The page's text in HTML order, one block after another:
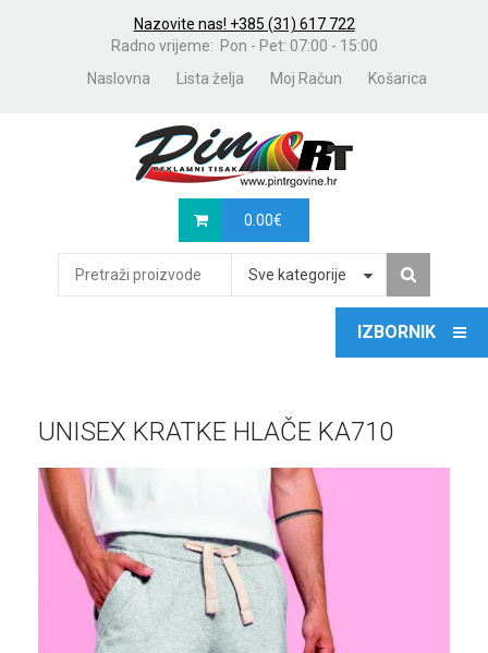
Nazovite nas! +385 (31) 617 722
Radno vrijeme: Pon - Pet: 07:00 - 15:00
Naslovna
Lista želja Moj Račun Košarica
0.00€
Sve kategorije
UNISEX KRATKE HLAČE KA710